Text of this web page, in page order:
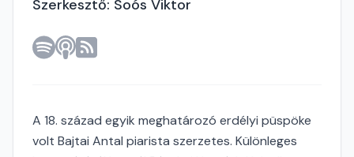
Szerkesztő: Soós Viktor
A 18. század egyik meghatározó erdélyi püspöke
volt Bajtai Antal piarista szerzetes. Különleges